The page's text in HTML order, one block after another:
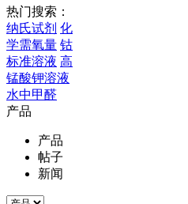
热门搜索：
纳氏试剂 化
学需氧量 钴
标准溶液 高
锰酸钾溶液
水中甲醛
产品
产品
帖子
新闻